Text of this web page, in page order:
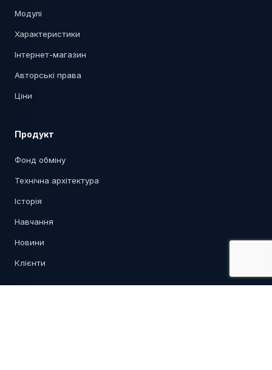
Модулі
Характеристики
Інтернет-магазин
Авторські права
Ціни
Продукт
Фонд обміну
Технічна архітектура
Історія
Навчання
Новини
Клієнти